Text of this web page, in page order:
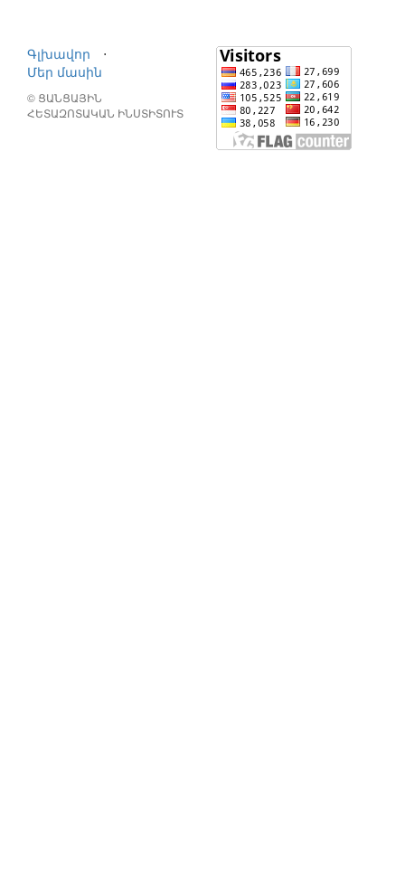
Գլխավոր
⋅
Մեր մասին
© ՑԱՆՑԱՅԻՆ
ՀԵՏԱԶՈՏԱԿԱՆ ԻՆՍՏԻՏՈՒՏ